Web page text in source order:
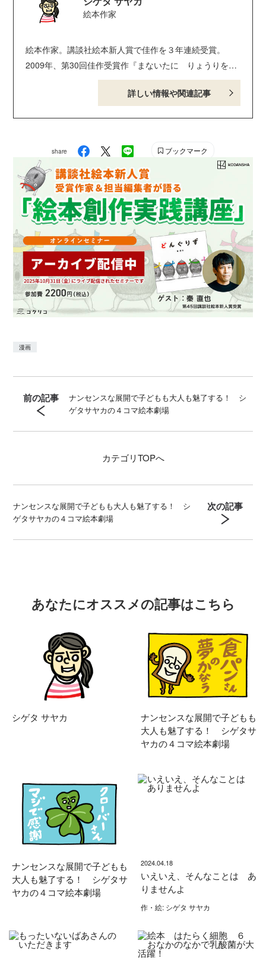
絵本作家
絵本作家。講談社絵本新人賞で佳作を３年連続受賞。
2009年、第30回佳作受賞作『まないたに りょうりを
あげないこと』（講談社）でデビュー。食べものが登場
するユーモア絵本で大人気に！ おもな絵本の作品に
のです』（教育画劇）、『たべものやさん しりとりたい
かい かいさいします』（白泉社）、『オニじゃないよ お
にぎりだよ』『カレーは あとの おたのしみ』（以
上、えほんの杜）、『クリコ』『ラッキーカレー』（以
上、小学館）などがある。
詳しい情報や関連記事
share ブックマーク
漫画
前の記事
ナンセンスな展開で子どもも大人も魅了する！ シ
ゲタサヤカの４コマ絵本劇場
カテゴリTOPへ
ナンセンスな展開で子どもも大人も魅了する！ シ
ゲタサヤカの４コマ絵本劇場
次の記事
あなたにオススメの記事はこちら
シゲタ サヤカ
ナンセンスな展開で子どもも
大人も魅了する！ シゲタサ
ヤカの４コマ絵本劇場
ナンセンスな展開で子どもも
大人も魅了する！ シゲタサ
ヤカの４コマ絵本劇場
2024.04.18
いえいえ、そんなことは あ
りませんよ
作・絵: シゲタ サヤカ